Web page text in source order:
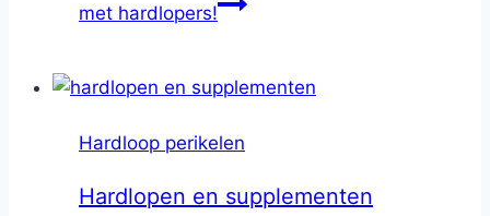
met hardlopers!
Hardloop perikelen
Hardlopen en supplementen